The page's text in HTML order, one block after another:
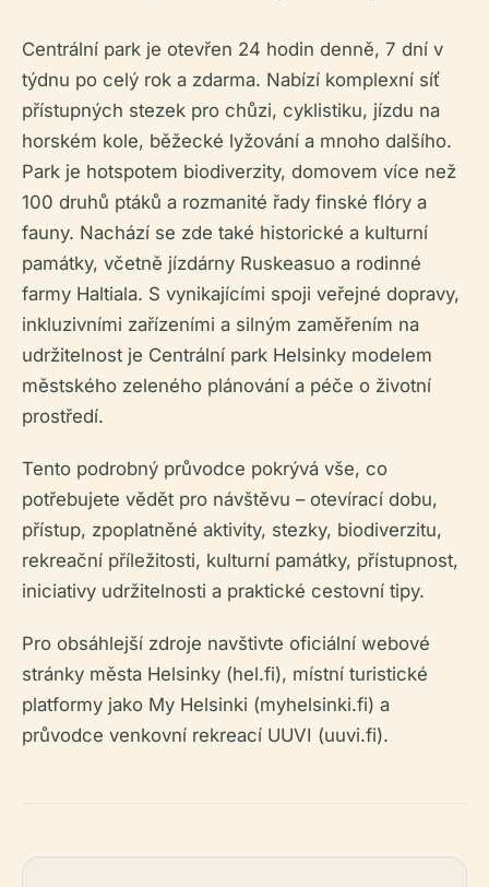
Centrální park je otevřen 24 hodin denně, 7 dní v
týdnu po celý rok a zdarma. Nabízí komplexní síť
přístupných stezek pro chůzi, cyklistiku, jízdu na
horském kole, běžecké lyžování a mnoho dalšího.
Park je hotspotem biodiverzity, domovem více než
100 druhů ptáků a rozmanité řady finské flóry a
fauny. Nachází se zde také historické a kulturní
památky, včetně jízdárny Ruskeasuo a rodinné
farmy Haltiala. S vynikajícími spoji veřejné dopravy,
inkluzivními zařízeními a silným zaměřením na
udržitelnost je Centrální park Helsinky modelem
městského zeleného plánování a péče o životní
prostředí.
Tento podrobný průvodce pokrývá vše, co
potřebujete vědět pro návštěvu – otevírací dobu,
přístup, zpoplatněné aktivity, stezky, biodiverzitu,
rekreační příležitosti, kulturní památky, přístupnost,
iniciativy udržitelnosti a praktické cestovní tipy.
Pro obsáhlejší zdroje navštivte oficiální webové
stránky města Helsinky (hel.fi), místní turistické
platformy jako My Helsinki (myhelsinki.fi) a
průvodce venkovní rekreací UUVI (uuvi.fi).